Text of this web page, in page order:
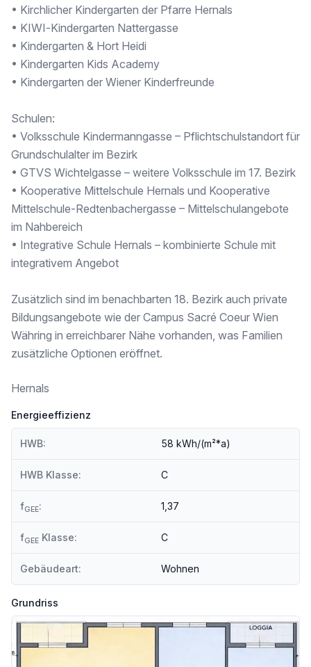
• Kirchlicher Kindergarten der Pfarre Hernals
• KIWI‑Kindergarten Nattergasse
• Kindergarten & Hort Heidi
• Kindergarten Kids Academy
• Kindergarten der Wiener Kinderfreunde
Schulen:
• Volksschule Kindermanngasse – Pflichtschulstandort für
Grundschulalter im Bezirk
• GTVS Wichtelgasse – weitere Volksschule im 17. Bezirk
• Kooperative Mittelschule Hernals und Kooperative
Mittelschule‑Redtenbachergasse – Mittelschulangebote
im Nahbereich
• Integrative Schule Hernals – kombinierte Schule mit
integrativem Angebot
Zusätzlich sind im benachbarten 18. Bezirk auch private
Bildungsangebote wie der Campus Sacré Coeur Wien
Währing in erreichbarer Nähe vorhanden, was Familien
zusätzliche Optionen eröffnet.
Hernals
Energieeffizienz
HWB: 58 kWh/(m²*a)
HWB Klasse: C
fGEE: 1,37
fGEE Klasse: C
Gebäudeart: Wohnen
Grundriss